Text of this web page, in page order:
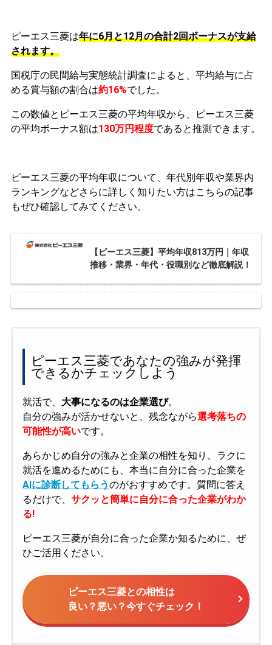
ピーエス三菱は年に6月と12月の合計2回ボーナスが支給
されます。
国税庁の民間給与実態統計調査によると、平均給与に占
める賞与額の割合は約16%でした。
この数値とピーエス三菱の平均年収から、ピーエス三菱
の平均ボーナス額は130万円程度であると推測できます。
ピーエス三菱の平均年収について、年代別年収や業界内
ランキングなどさらに詳しく知りたい方はこちらの記事
もぜひ確認してみてください。
【ピーエス三菱】平均年収813万円｜年収
推移・業界・年代・役職別など徹底解説！
ピーエス三菱であなたの強みが発揮
できるかチェックしよう
就活で、 大事になるのは企業選び。
自分の強みが活かせないと、残念ながら選考落ちの
可能性が高いです。
あらかじめ自分の強みと企業の相性を知り、ラクに
就活を進めるためにも、本当に自分に合った企業を
AIに診断してもらうのがおすすめです。質問に答え
るだけで、 サクッと簡単に自分に合った企業がわか
る!
ピーエス三菱が自分に合った企業か知るために、ぜ
ひご活用ください。
ピーエス三菱との相性は
良い？悪い？今すぐチェック！